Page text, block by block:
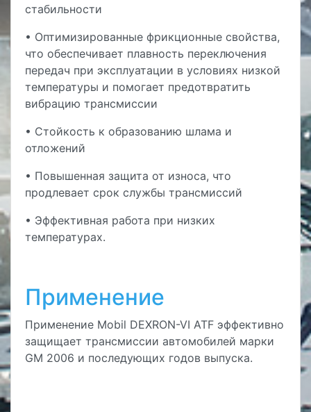
стабильности
• Оптимизированные фрикционные свойства,
что обеспечивает плавность переключения
передач при эксплуатации в условиях низкой
температуры и помогает предотвратить
вибрацию трансмиссии
• Стойкость к образованию шлама и
отложений
• Повышенная защита от износа, что
продлевает срок службы трансмиссий
• Эффективная работа при низких
температурах.
Применение
Применение Mobil DEXRON-VI ATF эффективно
защищает трансмиссии автомобилей марки
GM 2006 и последующих годов выпуска.